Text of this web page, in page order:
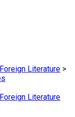
Foreign Literature >
Foreign Literature